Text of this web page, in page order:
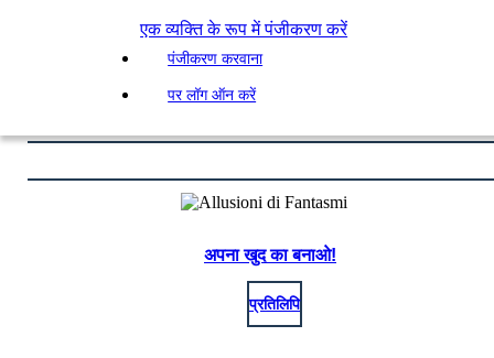
एक व्यक्ति के रूप में पंजीकरण करें
पंजीकरण करवाना
पर लॉग ऑन करें
अपना खुद का बनाओ!
प्रतिलिपि